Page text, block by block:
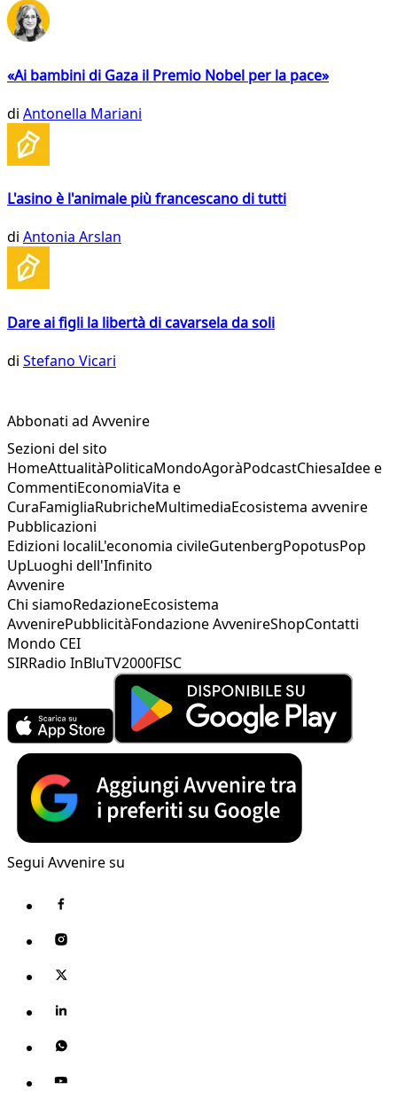
«Ai bambini di Gaza il Premio Nobel per la pace»
di Antonella Mariani
L'asino è l'animale più francescano di tutti
di Antonia Arslan
Dare ai figli la libertà di cavarsela da soli
di Stefano Vicari
Abbonati ad Avvenire
Sezioni del sito
HomeAttualitàPoliticaMondoAgoràPodcastChiesaIdee e
CommentiEconomiaVita e
CuraFamigliaRubricheMultimediaEcosistema avvenire
Pubblicazioni
Edizioni localiL'economia civileGutenbergPopotusPop
UpLuoghi dell'Infinito
Avvenire
Chi siamoRedazioneEcosistema
AvvenirePubblicitàFondazione AvvenireShopContatti
Mondo CEI
SIRRadio InBluTV2000FISC
Segui Avvenire su